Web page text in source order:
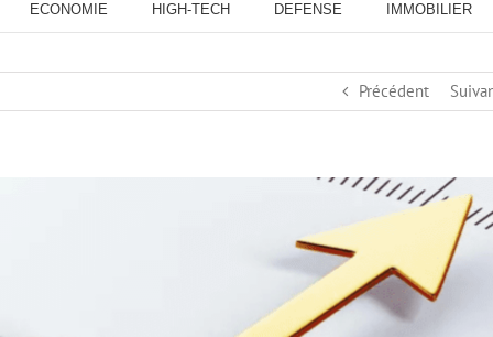
ECONOMIE HIGH-TECH DEFENSE IMMOBILIER
Précédent